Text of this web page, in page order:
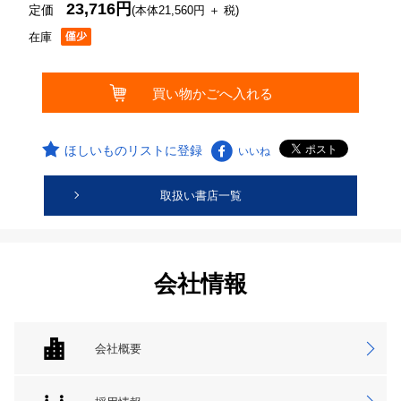
在庫
定価23,716円(本体21,560円 ＋ 税)
ほしいものリストに登録 いいね
取扱い書店一覧
会社情報
会社概要